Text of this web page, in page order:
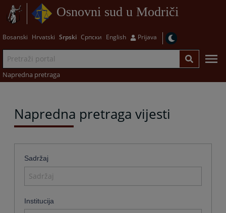
Osnovni sud u Modriči
Bosanski Hrvatski Srpski Српски English Prijava
Napredna pretraga
Napredna pretraga vijesti
Sadržaj
Institucija